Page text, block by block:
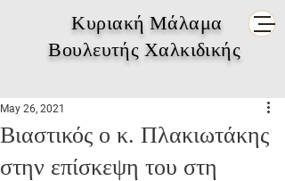
Κυριακή Μάλαμα
Βουλευτής Χαλκιδικής
Βιαστικός ο κ. Πλακιωτάκης
στην επίσκεψη του στη
May 26, 2021